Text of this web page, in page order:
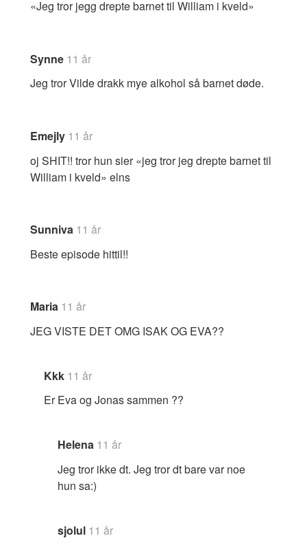
«Jeg tror jegg drepte barnet til William i kveld»
Synne 11 år
Jeg tror Vilde drakk mye alkohol så barnet døde.
Emejly 11 år
oj SHIT!! tror hun sier «jeg tror jeg drepte barnet til
William i kveld» elns
Sunniva 11 år
Beste episode hittil!!
Maria 11 år
JEG VISTE DET OMG ISAK OG EVA??
Kkk 11 år
Er Eva og Jonas sammen ??
Helena 11 år
Jeg tror ikke dt. Jeg tror dt bare var noe
hun sa:)
sjolul 11 år